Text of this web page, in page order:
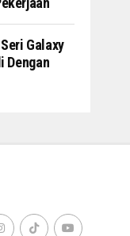
Galaxy
Dengan